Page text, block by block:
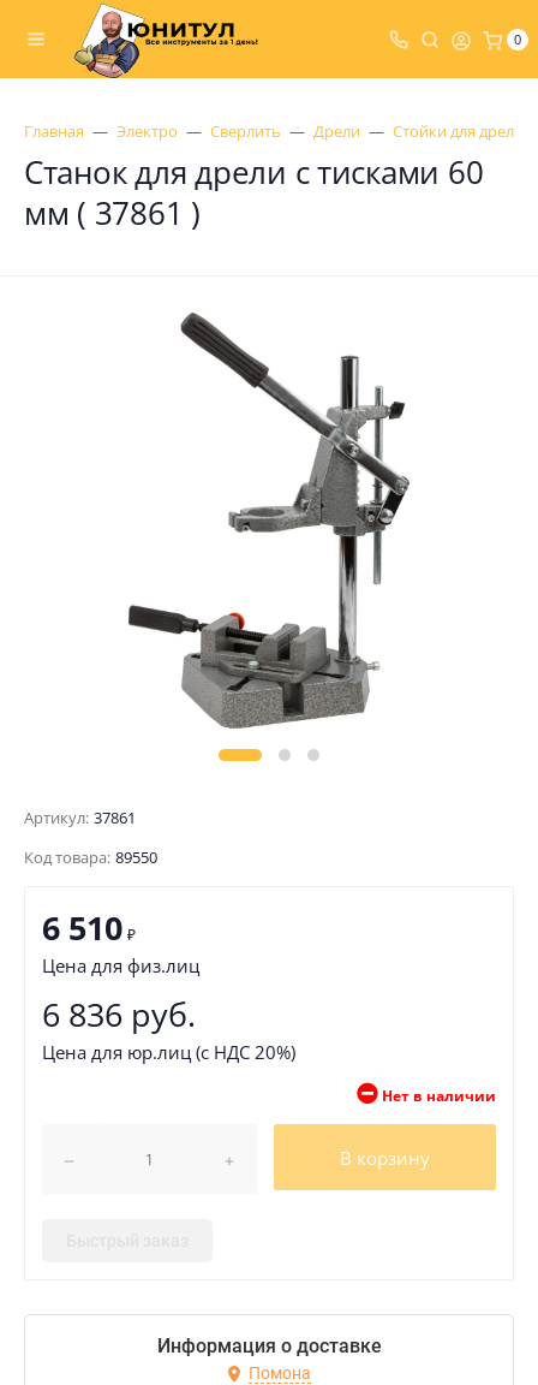
0
Главная Электро Сверлить Дрели Стойки для дрели
Станок для дрели с тисками 60
мм ( 37861 )
Артикул: 37861
Код товара: 89550
6 510 ₽
Цена для физ.лиц
6 836 руб.
Цена для юр.лиц (с НДС 20%)
Нет в наличии
В корзину
Информация о доставке
Помона